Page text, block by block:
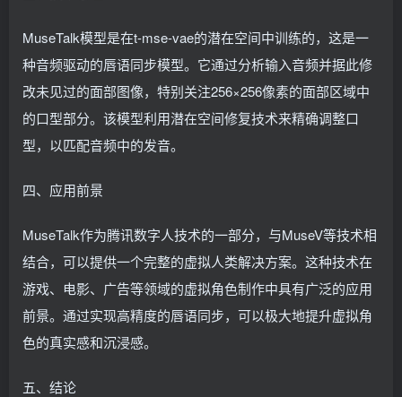
MuseTalk模型是在t-mse-vae的潜在空间中训练的，这是一
种音频驱动的唇语同步模型。它通过分析输入音频并据此修
改未见过的面部图像，特别关注256×256像素的面部区域中
的口型部分。该模型利用潜在空间修复技术来精确调整口
型，以匹配音频中的发音。
四、应用前景
MuseTalk作为腾讯数字人技术的一部分，与MuseV等技术相
结合，可以提供一个完整的虚拟人类解决方案。这种技术在
游戏、电影、广告等领域的虚拟角色制作中具有广泛的应用
前景。通过实现高精度的唇语同步，可以极大地提升虚拟角
色的真实感和沉浸感。
五、结论